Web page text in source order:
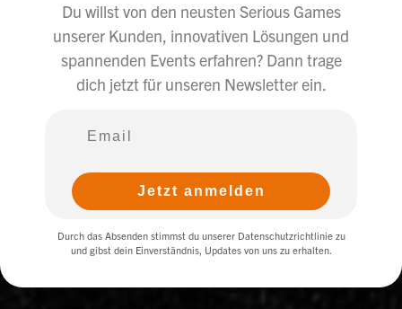
Du willst von den neusten Serious Games
unserer Kunden, innovativen Lösungen und
spannenden Events erfahren? Dann trage
dich jetzt für unseren Newsletter ein.
Jetzt anmelden
Durch das Absenden stimmst du unserer Datenschutzrichtlinie zu
und gibst dein Einverständnis, Updates von uns zu erhalten.